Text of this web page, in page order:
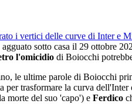
i vertici delle curve di Inter e
sotto casa il 29 ottobre
l'omicidio di Boiocchi
le ultime parole di Boiocchi
per trasformare la curva
morte del suo 'capo') e Ferdico